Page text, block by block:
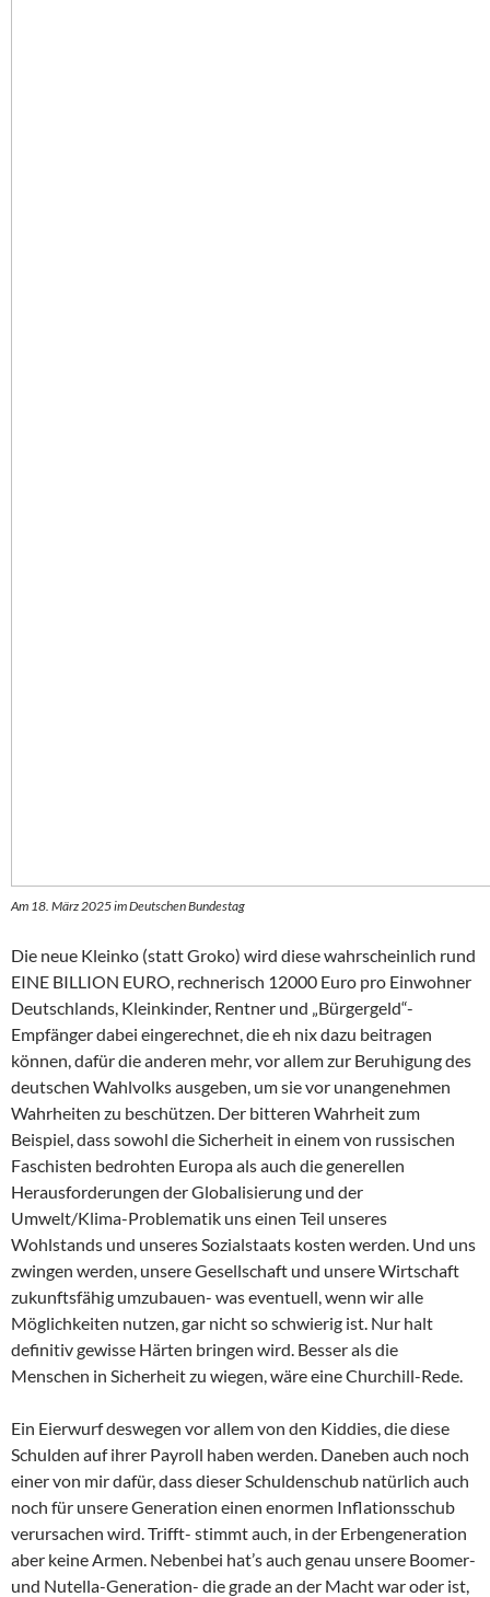
Am 18. März 2025 im Deutschen Bundestag
Die neue Kleinko (statt Groko) wird diese wahrscheinlich rund
EINE BILLION EURO, rechnerisch 12000 Euro pro Einwohner
Deutschlands, Kleinkinder, Rentner und „Bürgergeld“-
Empfänger dabei eingerechnet, die eh nix dazu beitragen
können, dafür die anderen mehr, vor allem zur Beruhigung des
deutschen Wahlvolks ausgeben, um sie vor unangenehmen
Wahrheiten zu beschützen. Der bitteren Wahrheit zum
Beispiel, dass sowohl die Sicherheit in einem von russischen
Faschisten bedrohten Europa als auch die generellen
Herausforderungen der Globalisierung und der
Umwelt/Klima-Problematik uns einen Teil unseres
Wohlstands und unseres Sozialstaats kosten werden. Und uns
zwingen werden, unsere Gesellschaft und unsere Wirtschaft
zukunftsfähig umzubauen- was eventuell, wenn wir alle
Möglichkeiten nutzen, gar nicht so schwierig ist. Nur halt
definitiv gewisse Härten bringen wird. Besser als die
Menschen in Sicherheit zu wiegen, wäre eine Churchill-Rede.
Ein Eierwurf deswegen vor allem von den Kiddies, die diese
Schulden auf ihrer Payroll haben werden. Daneben auch noch
einer von mir dafür, dass dieser Schuldenschub natürlich auch
noch für unsere Generation einen enormen Inflationsschub
verursachen wird. Trifft- stimmt auch, in der Erbengeneration
aber keine Armen. Nebenbei hat’s auch genau unsere Boomer-
und Nutella-Generation- die grade an der Macht war oder ist,